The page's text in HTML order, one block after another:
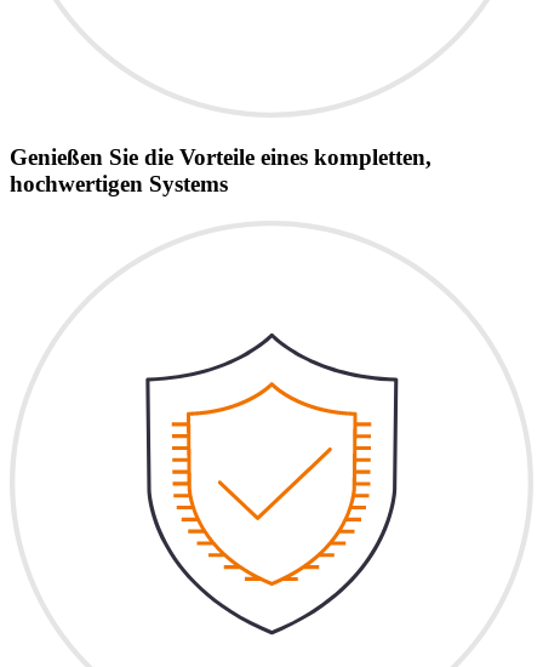
Genießen Sie die Vorteile eines kompletten,
hochwertigen Systems